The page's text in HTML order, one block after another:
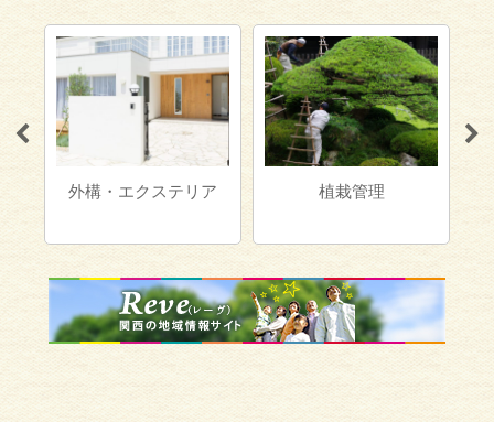
外構・エクステリア 植栽管理